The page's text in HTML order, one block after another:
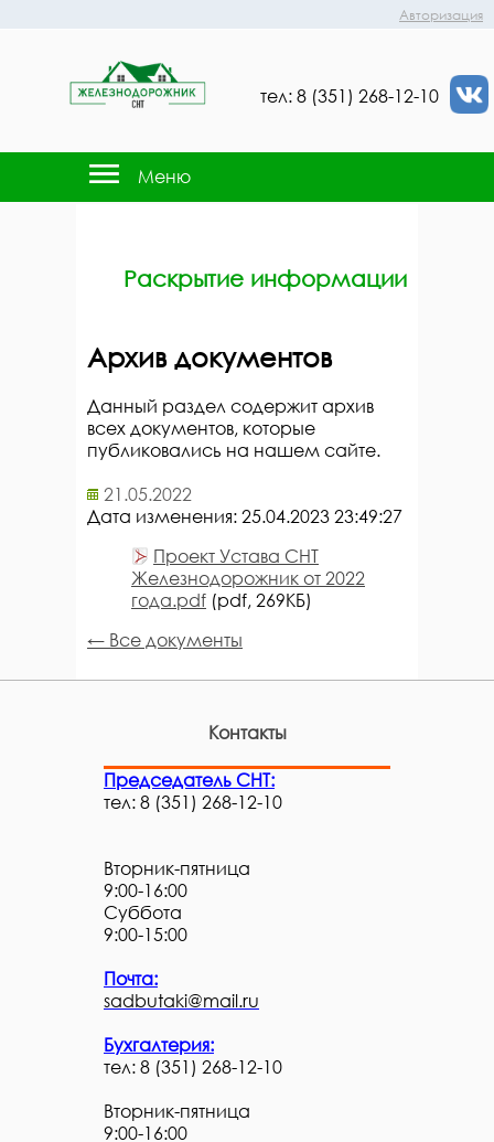
Авторизация
тел: 8 (351) 268-12-10
Меню
Раскрытие информации
Архив документов
Данный раздел содержит архив
всех документов, которые
публиковались на нашем сайте.
21.05.2022
Дата изменения: 25.04.2023 23:49:27
Проект Устава СНТ
Железнодорожник от 2022
года.pdf (pdf, 269КБ)
← Все документы
Контакты
Председатель СНТ:
тел: 8 (351) 268-12-10
Вторник-пятница
9:00-16:00
Суббота
9:00-15:00
Почта:
sadbutaki@mail.ru
Бухгалтерия:
тел: 8 (351) 268-12-10
Вторник-пятница
9:00-16:00